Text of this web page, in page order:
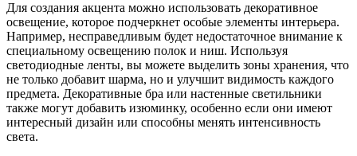
Для создания акцента можно использовать декоративное
освещение, которое подчеркнет особые элементы интерьера.
Например, несправедливым будет недостаточное внимание к
специальному освещению полок и ниш. Используя
светодиодные ленты, вы можете выделить зоны хранения, что
не только добавит шарма, но и улучшит видимость каждого
предмета. Декоративные бра или настенные светильники
также могут добавить изюминку, особенно если они имеют
интересный дизайн или способны менять интенсивность
света.